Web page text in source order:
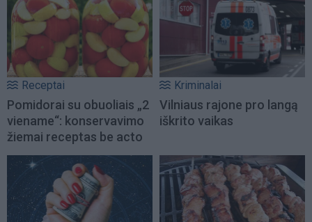
Receptai
Pomidorai su obuoliais „2
viename“: konservavimo
žiemai receptas be acto
Kriminalai
Vilniaus rajone pro langą
iškrito vaikas